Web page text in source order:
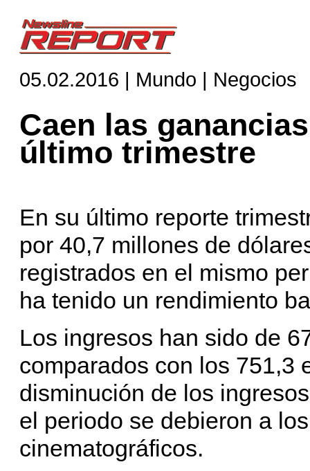
05.02.2016 | Mundo | Negocios
Caen las
último trimestre
En su último reporte
por 40,7 millones de
registrados en el mismo
ha tenido un rendimiento
Los ingresos han sido de
comparados con los 751,3
disminución de los
el periodo se debieron a
cinematográficos.